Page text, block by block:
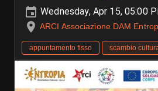
Wednesday, Apr 15, 05:00
ARCI Associazione DAM
appuntamento fisso scambio